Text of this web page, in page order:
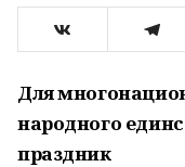
Для
народного
праздник